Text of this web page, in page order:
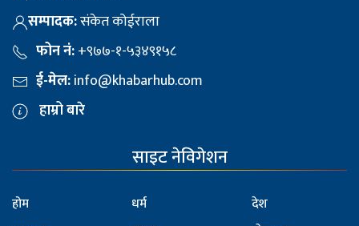
सम्पादक:संकेत कोईराला
फोन नं:+९७७-१-५३४९१५८
ई-मेल:info@khabarhub.com
हाम्रो बारे
साइट नेविगेशन
होम
धर्म
देश